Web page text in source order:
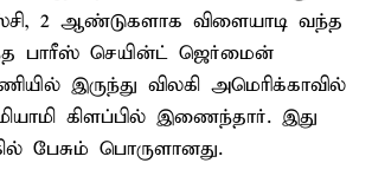
2 ஆண்டுகளாக விளையாடி வந்த
பாரீஸ் செயின்ட் ஜெர்மைன்
இருந்து விலகி அமெரிக்காவில்
கிளப்பில் இணைந்தார். இது
பேசும் பொருளானது.